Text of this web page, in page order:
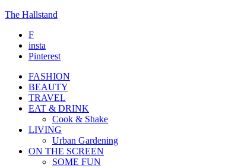
The Hallstand
F
insta
Pinterest
FASHION
BEAUTY
TRAVEL
EAT & DRINK
Cook & Shake
LIVING
Urban Gardening
ON THE SCREEN
SOME FUN